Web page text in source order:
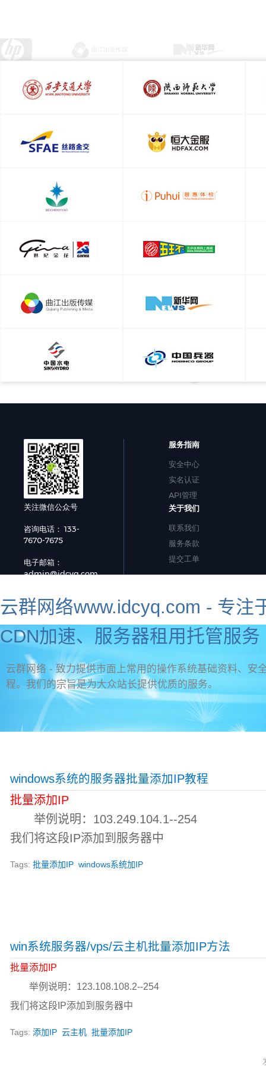
云群网络www.idcyq.com - 专注
CDN加速、服务器租用托管服
云群网络 - 致力提供市面上常用的操作系统基础资料、安
程。我们的宗旨是为大众站长提供优质的服务。
windows系统的服务器批量添加IP教程
批量添加IP
举例说明：103.249.104.1--254
我们将这段IP添加到服务器中
Tags:批量添加IP windows系统加IP
win系统服务器/vps/云主机批量添加IP方法
批量添加IP
举例说明：123.108.108.2--254
我们将这段IP添加到服务器中
Tags:添加IP 云主机 批量添加IP